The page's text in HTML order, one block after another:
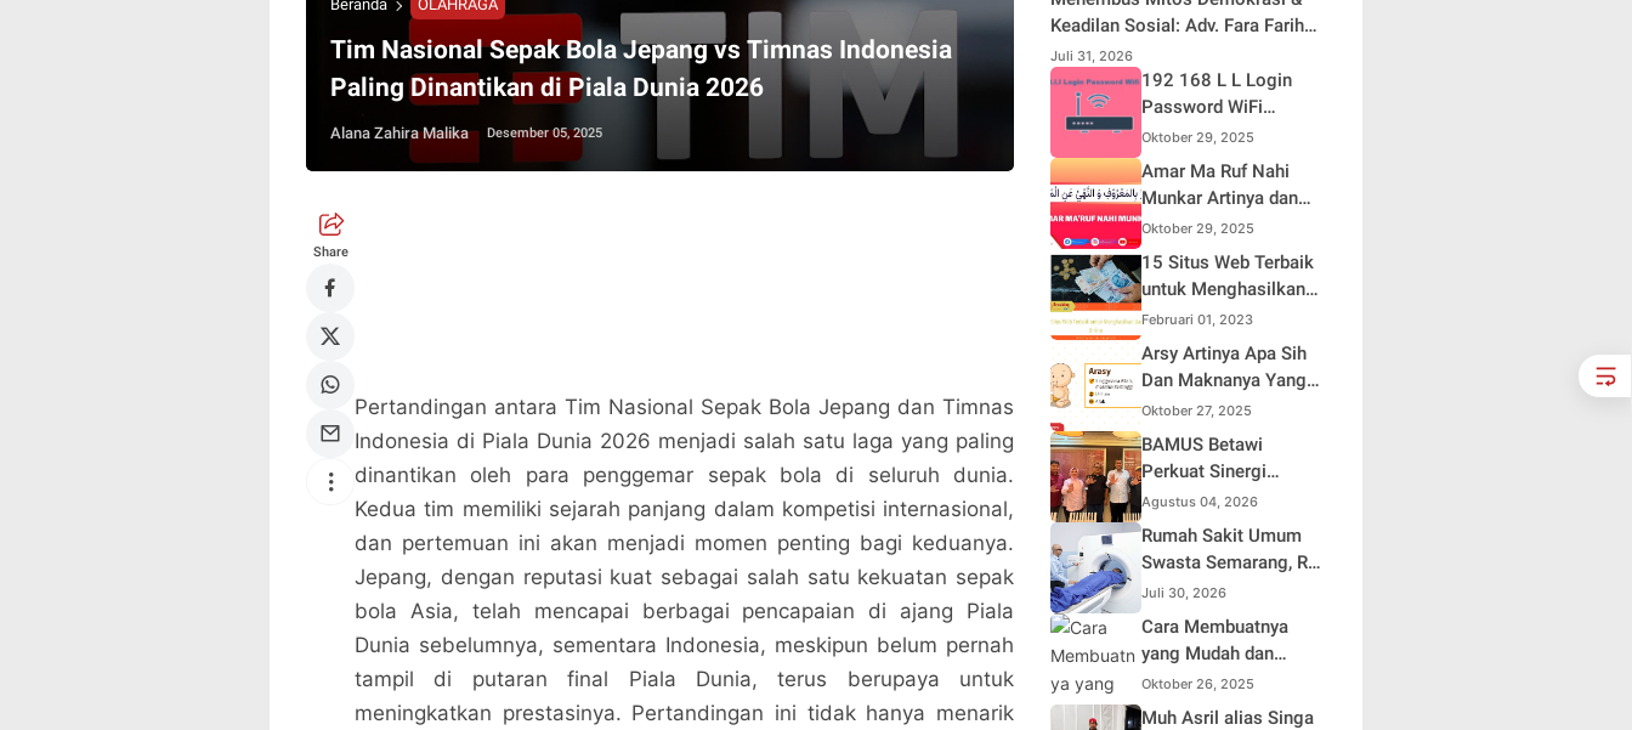
Beranda OLAHRAGA
Tim Nasional Sepak Bola Jepang vs Timnas Indonesia
Paling Dinantikan di Piala Dunia 2026
Alana Zahira Malika Desember 05, 2025
Share
Pertandingan antara Tim Nasional Sepak Bola Jepang dan Timnas
Indonesia di Piala Dunia 2026 menjadi salah satu laga yang paling
dinantikan oleh para penggemar sepak bola di seluruh dunia.
Kedua tim memiliki sejarah panjang dalam kompetisi internasional,
dan pertemuan ini akan menjadi momen penting bagi keduanya.
Jepang, dengan reputasi kuat sebagai salah satu kekuatan sepak
bola Asia, telah mencapai berbagai pencapaian di ajang Piala
Dunia sebelumnya, sementara Indonesia, meskipun belum pernah
tampil di putaran final Piala Dunia, terus berupaya untuk
meningkatkan prestasinya. Pertandingan ini tidak hanya menarik
Keadilan Sosial: Adv. Fara Fariha
Rodliyana Soroti Distorsi Simpati
Publik dan Aksi Main Hakim
Sendiri
Juli 31, 2026
192 168 L L Login
Password WiFi
Indihome Terbaru
2025
Oktober 29, 2025
Amar Ma Ruf Nahi
Munkar Artinya dan
Maknanya dalam
Islam
Oktober 29, 2025
15 Situs Web Terbaik
untuk Menghasilkan
Uang Online
Februari 01, 2023
Arsy Artinya Apa Sih
Dan Maknanya Yang
Mendalam
Oktober 27, 2025
BAMUS Betawi
Perkuat Sinergi
dengan Polda Metro
Jaya, Tegaskan
Komitmen Menjaga
Jakarta Aman, Damai,
dan Kondusif Jelang
HUT ke-81 Republik
Indonesia
Agustus 04, 2026
Rumah Sakit Umum
Swasta Semarang, RS
Samsoe Hidajat
Perluas Layanan
Kesehatan
Juli 30, 2026
Cara Membuatnya
yang Mudah dan
Efisien untuk Pemula
Oktober 26, 2025
Muh Asril alias Singa